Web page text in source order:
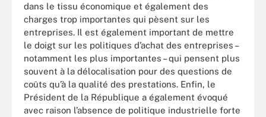
dans le tissu économique et également des
charges trop importantes qui pèsent sur les
entreprises. Il est également important de mettre
le doigt sur les politiques d’achat des entreprises –
notamment les plus importantes – qui pensent plus
souvent à la délocalisation pour des questions de
coûts qu’à la qualité des prestations. Enfin, le
Président de la République a également évoqué
avec raison l’absence de politique industrielle forte